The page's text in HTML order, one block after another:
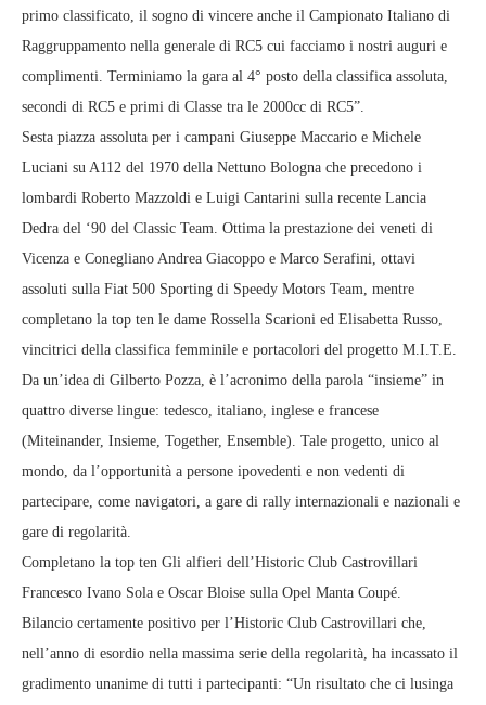
primo classificato, il sogno di vincere anche il Campionato Italiano di
Raggruppamento nella generale di RC5 cui facciamo i nostri auguri e
complimenti. Terminiamo la gara al 4° posto della classifica assoluta,
secondi di RC5 e primi di Classe tra le 2000cc di RC5”.
Sesta piazza assoluta per i campani Giuseppe Maccario e Michele
Luciani su A112 del 1970 della Nettuno Bologna che precedono i
lombardi Roberto Mazzoldi e Luigi Cantarini sulla recente Lancia
Dedra del ‘90 del Classic Team. Ottima la prestazione dei veneti di
Vicenza e Conegliano Andrea Giacoppo e Marco Serafini, ottavi
assoluti sulla Fiat 500 Sporting di Speedy Motors Team, mentre
completano la top ten le dame Rossella Scarioni ed Elisabetta Russo,
vincitrici della classifica femminile e portacolori del progetto M.I.T.E.
Da un’idea di Gilberto Pozza, è l’acronimo della parola “insieme” in
quattro diverse lingue: tedesco, italiano, inglese e francese
(Miteinander, Insieme, Together, Ensemble). Tale progetto, unico al
mondo, da l’opportunità a persone ipovedenti e non vedenti di
partecipare, come navigatori, a gare di rally internazionali e nazionali e
gare di regolarità.
Completano la top ten Gli alfieri dell’Historic Club Castrovillari
Francesco Ivano Sola e Oscar Bloise sulla Opel Manta Coupé.
Bilancio certamente positivo per l’Historic Club Castrovillari che,
nell’anno di esordio nella massima serie della regolarità, ha incassato il
gradimento unanime di tutti i partecipanti: “Un risultato che ci lusinga